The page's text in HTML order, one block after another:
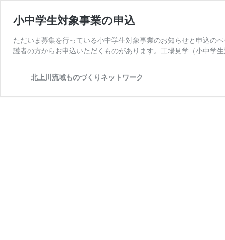
小中学生対象事業の申込
ただいま募集を行っている小中学生対象事業のお知らせと申込の
護者の方からお申込いただくものがあります。工場見学（小中
北上川流域ものづくりネットワーク